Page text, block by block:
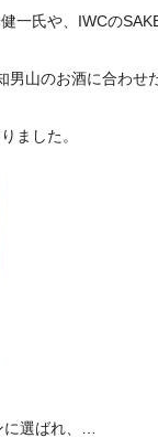
一氏や、IWCの
山のお酒に合わせ
ました。
選ばれ、